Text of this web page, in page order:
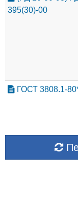
395(30)-00
ГОСТ 3808.1-